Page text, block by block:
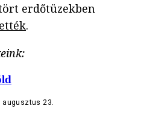
erdőtüzekben
.
augusztus 23.